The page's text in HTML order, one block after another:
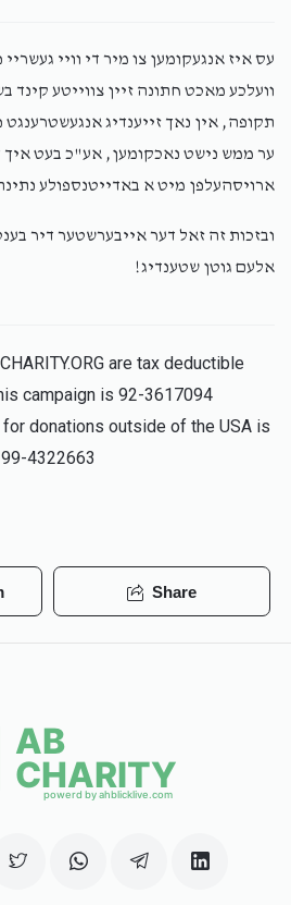
ז"ל בן יבלחט"א ר' חיים משה ני"ו
אלימלך
$18.00
$18.00
עס איז אנגעקומען צו מיר די וויי
וועלכע מאכט חתונה זיין צווייטע קינד
תקופה, אין נאך זייענדיג אנגעשטרענגט
ער ממש נישט נאכקומען, אע"כ בעט איך
ארויסהעלפן מיט א באדייטנספולע
ובזכות זה זאל דער אייבערשטער דיר
אלעם גוטן שטענדיג!
are tax deductible
campaign is 92-3617094
donations outside of the USA is
99-4322663
Share